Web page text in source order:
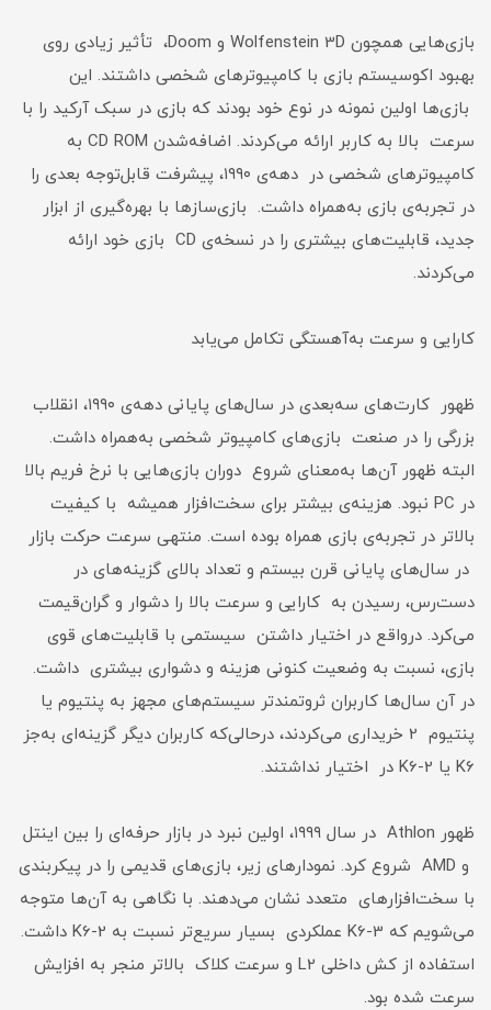
بازی‌هایی همچون Wolfenstein 3D و Doom، تأثیر زیادی روی
بهبود اکوسیستم بازی با کامپیوترهای شخصی داشتند. این
بازی‌ها اولین نمونه در نوع خود بودند که بازی در سبک آرکید را با
سرعت بالا به کاربر ارائه می‌کردند. اضافه‌شدن CD ROM به
کامپیوترهای شخصی در دهه‌ی ۱۹۹۰، پیشرفت قابل‌توجه بعدی را
در تجربه‌ی بازی به‌همراه داشت. بازی‌سازها با بهره‌گیری از ابزار
جدید، قابلیت‌های بیشتری را در نسخه‌ی CD بازی خود ارائه
می‌کردند.
کارایی و سرعت به‌آهستگی تکامل می‌یابد
ظهور کارت‌های سه‌بعدی در سال‌های پایانی دهه‌ی ۱۹۹۰، انقلاب
بزرگی را در صنعت بازی‌های کامپیوتر شخصی به‌همراه داشت.
البته ظهور آن‌ها به‌معنای شروع دوران بازی‌هایی با نرخ فریم بالا
در PC نبود. هزینه‌ی بیشتر برای سخت‌افزار همیشه با کیفیت
بالاتر در تجربه‌ی بازی همراه بوده است. منتهی سرعت حرکت بازار
در سال‌های پایانی قرن بیستم و تعداد بالای گزینه‌های در
دست‌رس، رسیدن به کارایی و سرعت بالا را دشوار و گران‌قیمت
می‌کرد. درواقع در اختیار داشتن سیستمی با قابلیت‌های قوی
بازی، نسبت به وضعیت کنونی هزینه و دشواری بیشتری داشت.
در آن سال‌ها کاربران ثروتمندتر سیستم‌های مجهز به پنتیوم یا
پنتیوم 2 خریداری می‌کردند، درحالی‌که کاربران دیگر گزینه‌ای به‌جز
K6 یا K6-2 در اختیار نداشتند.
ظهور Athlon در سال ۱۹۹۹، اولین نبرد در بازار حرفه‌ای را بین اینتل
و AMD شروع کرد. نمودارهای زیر، بازی‌های قدیمی را در پیکربندی
با سخت‌افزارهای متعدد نشان می‌دهند. با نگاهی به آن‌ها متوجه
می‌شویم که K6-3 عملکردی بسیار سریع‌تر نسبت به K6-2 داشت.
استفاده از کش داخلی L2 و سرعت کلاک بالاتر منجر به افزایش
سرعت شده بود.